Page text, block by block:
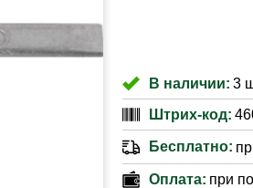
В наличии: 3
Штрих-код:
Бесплатно:
Оплата: при